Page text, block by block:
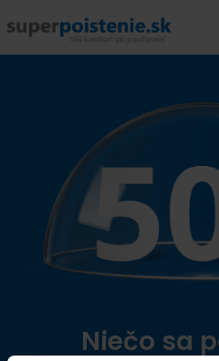
Niečo sa